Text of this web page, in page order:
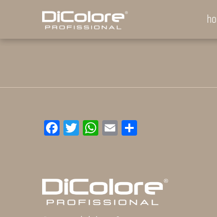
Facebook
TwitterWhatsApp
Email